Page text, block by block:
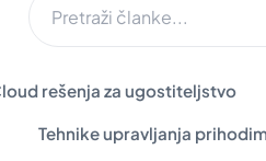
rešenja za ugostiteljstvo
Tehnike upravljanja